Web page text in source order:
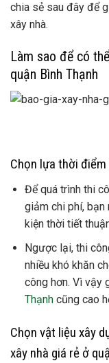
chia sẻ sau đây để
xây nhà.
Làm sao để có
quận Bình Thạnh
Chọn lựa thời
Để quá trình thi
giảm chi phí,
kiện thời tiết
Ngược lại, thi
nhiều khó khăn
công hơn. Vì vậy
Thạnhcũng cao
Chọn vật liệu xây
xây nhà giá rẻ ở